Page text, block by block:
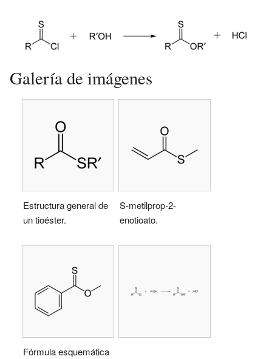
Galería de imágenes
Estructura general de
un tioéster.
S-metilprop-2-
enotioato.
Fórmula esquemática